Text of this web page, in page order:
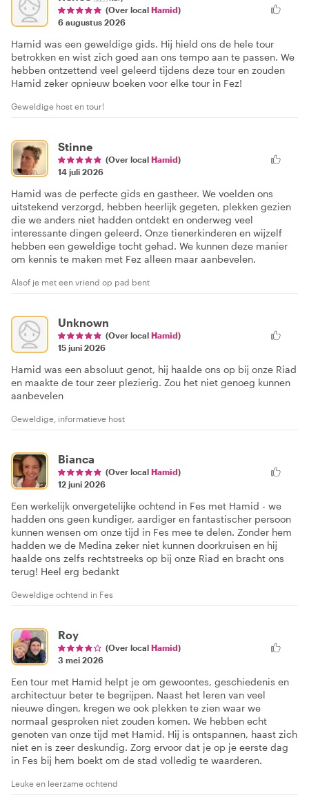
(Over local Hamid)
6 augustus 2026
Hamid was een geweldige gids. Hij hield ons de hele tour
betrokken en wist zich goed aan ons tempo aan te passen. We
hebben ontzettend veel geleerd tijdens deze tour en zouden
Hamid zeker opnieuw boeken voor elke tour in Fez!
Geweldige host en tour!
Stinne
(Over local Hamid)
14 juli 2026
Hamid was de perfecte gids en gastheer. We voelden ons
uitstekend verzorgd, hebben heerlijk gegeten, plekken gezien
die we anders niet hadden ontdekt en onderweg veel
interessante dingen geleerd. Onze tienerkinderen en wijzelf
hebben een geweldige tocht gehad. We kunnen deze manier
om kennis te maken met Fez alleen maar aanbevelen.
Alsof je met een vriend op pad bent
Unknown
(Over local Hamid)
15 juni 2026
Hamid was een absoluut genot, hij haalde ons op bij onze Riad
en maakte de tour zeer plezierig. Zou het niet genoeg kunnen
aanbevelen
Geweldige, informatieve host
Bianca
(Over local Hamid)
12 juni 2026
Een werkelijk onvergetelijke ochtend in Fes met Hamid - we
hadden ons geen kundiger, aardiger en fantastischer persoon
kunnen wensen om onze tijd in Fes mee te delen. Zonder hem
hadden we de Medina zeker niet kunnen doorkruisen en hij
haalde ons zelfs rechtstreeks op bij onze Riad en bracht ons
terug! Heel erg bedankt
Geweldige ochtend in Fes
Roy
(Over local Hamid)
3 mei 2026
Een tour met Hamid helpt je om gewoontes, geschiedenis en
architectuur beter te begrijpen. Naast het leren van veel
nieuwe dingen, kregen we ook plekken te zien waar we
normaal gesproken niet zouden komen. We hebben echt
genoten van onze tijd met Hamid. Hij is ontspannen, haast zich
niet en is zeer deskundig. Zorg ervoor dat je op je eerste dag
in Fes bij hem boekt om de stad volledig te waarderen.
Leuke en leerzame ochtend